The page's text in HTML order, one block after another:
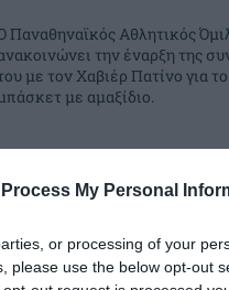
Process My Personal
or processing of your
please use the below opt-out
Παναθηναϊκός Αθλητικός
την έναρξη της
με τον Χαβιέρ Πατίνο για
με αμαξίδιο.
ΜΠΑΣΚΕΤ ΜΕ